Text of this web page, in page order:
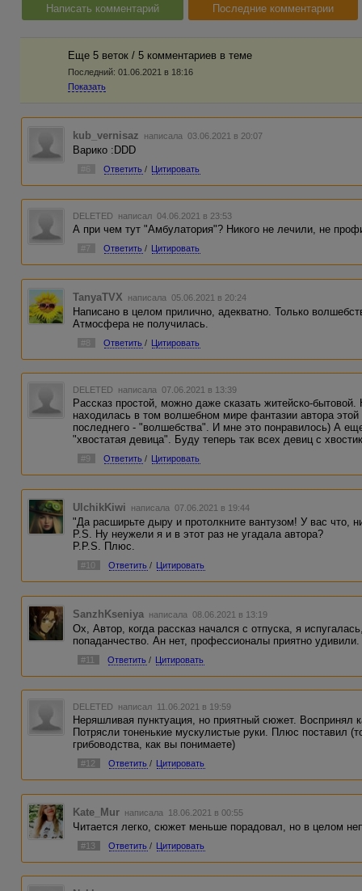
Написать комментарий Последние комментарии
Еще 5 веток / 5 комментариев в темe
Последний: 01.06.2021 в 18:16
Показать
kub_vernisaz написала 03.06.2021 в 20:07
Варико :DDD
Ответить / Цитировать
DELETED написал 04.06.2021 в 23:53
А при чем тут "Амбулатория"? Никого не лечили, не
#7 Ответить / Цитировать
TanyaTVX написала 05.06.2021 в 20:24
Написано в целом прилично, адекватно. Только
Атмосфера не получилась.
#8 Ответить / Цитировать
DELETED написала 07.06.2021 в 13:39
Рассказ простой, можно даже сказать житейско-
находилась в том волшебном мире фантазии автора
последнего - "волшебства". И мне это понравилось) А
"хвостатая девица". Буду теперь так всех девиц с
#9 Ответить / Цитировать
UlchikKiwi написала 07.06.2021 в 19:44
"Да расширьте дыру и протолкните вантузом! У вас что,
P.S. Ну неужели я и в этот раз не угадала автора?
P.P.S. Плюс.
#10 Ответить / Цитировать
SanzhKseniya написала 08.06.2021 в 13:19
Ох, Автор, когда рассказ начался с отпуска, я
попаданчество. Ан нет, профессионалы приятно
#11 Ответить / Цитировать
DELETED написал 11.06.2021 в 19:59
Неряшливая пунктуация, но приятный сюжет. Воспринял
Потрясли тоненькие мускулистые руки. Плюс поставил
грибоводства, как вы понимаете)
#12 Ответить / Цитировать
Kate_Mur написала 18.06.2021 в 00:55
Читается легко, сюжет меньше порадовал, но в целом
#13 Ответить / Цитировать